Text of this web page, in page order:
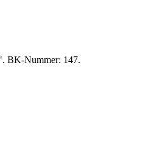
BK-Nummer: 147.